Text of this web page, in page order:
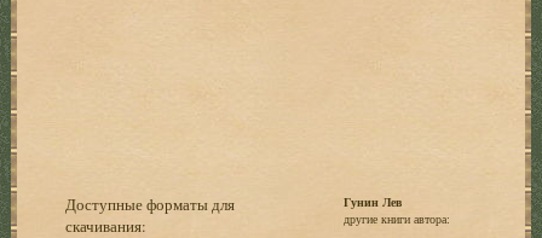
Доступные форматы для
скачивания:
Гунин Лев
другие книги автора: